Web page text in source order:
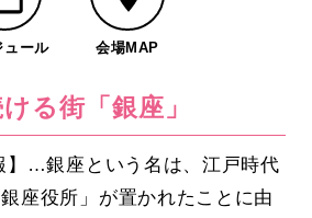
ュール 会場MAP
る街「銀座」
】…銀座という名は、江戸時代
座役所」が置かれたことに由